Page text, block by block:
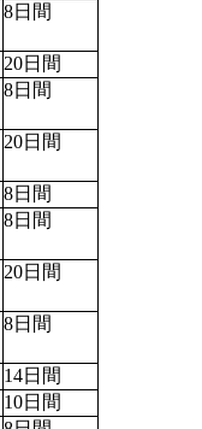
8日間
20日間
8日間
20日間
8日間
8日間
20日間
8日間
14日間
10日間